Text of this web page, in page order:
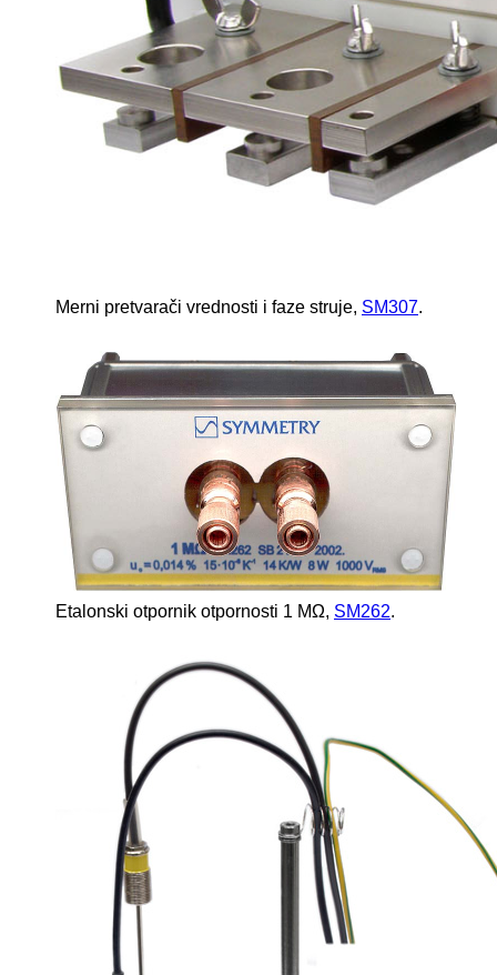
Merni pretvarači vrednosti i faze struje, SM307.
Etalonski otpornik otpornosti 1 MΩ, SM262.